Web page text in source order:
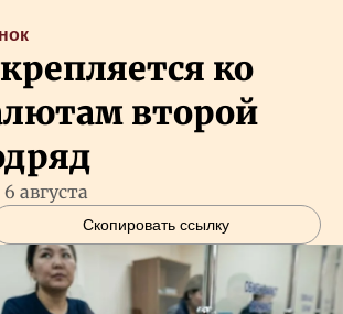
ко
второй
августа
Скопировать ссылку